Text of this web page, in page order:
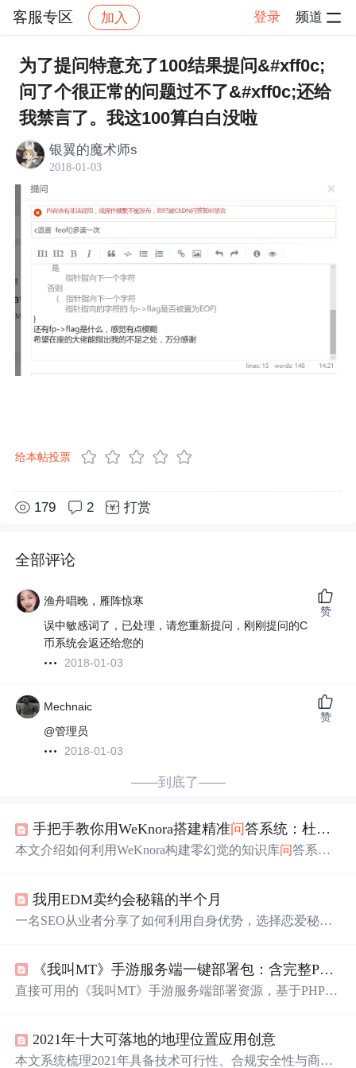
客服专区 加入 登录 频道
社区 客服专区 帖子详情
为了提问特意充了100结果提问&#xff0c;
问了个很正常的问题过不了&#xff0c;还给
我禁言了。我这100算白白没啦
银翼的魔术师s
2018-01-03
给本帖投票
179 2 打赏
全部评论
渔舟唱晚，雁阵惊寒
误中敏感词了，已处理，请您重新提问，刚刚提问的C
币系统会返还给您的
2018-01-03
赞
Mechnaic
@管理员
2018-01-03
赞
——到底了——
手把手教你用WeKnora搭建精准问答系统：杜绝AI幻觉的实战教程
本文介绍如何利用WeKnora构建零幻觉的知识库问答系
拒绝推测与编造。教程涵盖5分钟开箱即用部署、三大核心
界面设计原理及会议纪要、法律条款、学习资料等典型场
我用EDM卖约会秘籍的半个月
一名SEO从业者分享了如何利用自身优势，选择恋爱秘笈
《我叫MT》手游服务端一键部署包：含完整PHP后台、MySQL建库脚本与中文注释配置文件
直接可用的《我叫MT》手游服务端部署资源，基于PHP+
统（task.php）、宠物管理（pet.php）、商城交易（shop.ph
p）、道具合成（taoz.php）、公会操作（gongh.php）、公
2021年十大可落地的地理位置应用创意
本文系统梳理2021年具备技术可行性、合规安全性与商业